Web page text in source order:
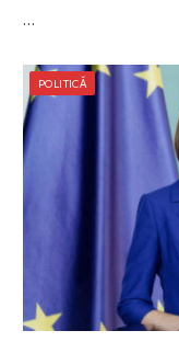
…
POLITICĂ